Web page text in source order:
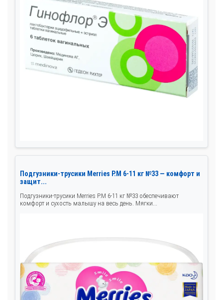
Подгузники-трусики Merries Р.M 6-11 кг №33 — комфорт и
защит...
Подгузники-трусики Merries Р.M 6-11 кг №33 обеспечивают
комфорт и сухость малышу на весь день. Мягки...